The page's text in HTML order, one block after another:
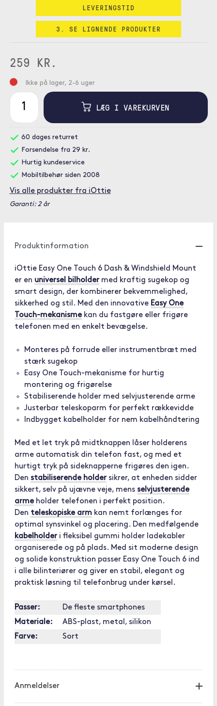
LEVERINGSTID
3. SE LIGNENDE PRODUKTER
259 KR.
Ikke på lager, 2-6 uger
LÆG I VAREKURVEN
60 dages returret
Forsendelse fra 29 kr.
Hurtig kundeservice
Mobiltilbehør siden 2008
Vis alle produkter fra iOttie
Garanti: 2 år
Produktinformation
iOttie Easy One Touch 6 Dash & Windshield Mount
er en universel bilholder med kraftig sugekop og
smart design, der kombinerer bekvemmelighed,
sikkerhed og stil. Med den innovative Easy One
Touch-mekanismekan du fastgøre eller frigøre
telefonen med en enkelt bevægelse.
Monteres på forrude eller instrumentbræt med
stærk sugekop
Easy One Touch-mekanisme for hurtig
montering og frigørelse
Stabiliserende holder med selvjusterende arme
Justerbar teleskoparm for perfekt rækkevidde
Indbygget kabelholder for nem kabelhåndtering
Med et let tryk på midtknappen låser holderens
arme automatisk din telefon fast, og med et
hurtigt tryk på sideknapperne frigøres den igen.
Den stabiliserende holder sikrer, at enheden sidder
sikkert, selv på ujævne veje, mens selvjusterende
armeholder telefonen i perfekt position.
Den teleskopiske arm kan nemt forlænges for
optimal synsvinkel og placering. Den medfølgende
kabelholder i fleksibel gummi holder ladekabler
organiserede og på plads. Med sit moderne design
og solide konstruktion passer Easy One Touch 6 ind
i alle bilinteriører og giver en stabil, elegant og
praktisk løsning til telefonbrug under kørsel.
Passer:
De fleste smartphones
Materiale:
ABS-plast, metal, silikon
Farve:
Sort
Anmeldelser